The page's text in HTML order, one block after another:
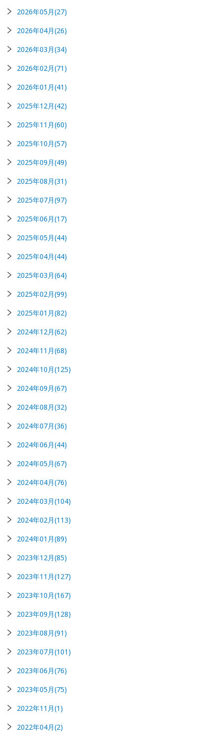
2026年05月(27)
2026年04月(26)
2026年03月(34)
2026年02月(71)
2026年01月(41)
2025年12月(42)
2025年11月(60)
2025年10月(57)
2025年09月(49)
2025年08月(31)
2025年07月(97)
2025年06月(17)
2025年05月(44)
2025年04月(44)
2025年03月(64)
2025年02月(99)
2025年01月(82)
2024年12月(62)
2024年11月(68)
2024年10月(125)
2024年09月(67)
2024年08月(32)
2024年07月(36)
2024年06月(44)
2024年05月(67)
2024年04月(76)
2024年03月(104)
2024年02月(113)
2024年01月(89)
2023年12月(85)
2023年11月(127)
2023年10月(167)
2023年09月(128)
2023年08月(91)
2023年07月(101)
2023年06月(76)
2023年05月(75)
2022年11月(1)
2022年04月(2)